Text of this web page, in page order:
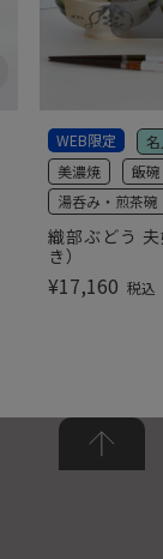
織部ぶどう
き）
WEB限定
美濃焼
飯碗
湯呑み・煎茶碗
¥17,160 税込